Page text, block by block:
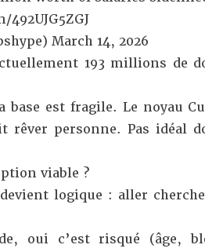
March 14, 2026
193 millions de
base est fragile. Le noyau
rêver personne. Pas idéal
viable ?
logique : aller
oui c’est risqué (âge,